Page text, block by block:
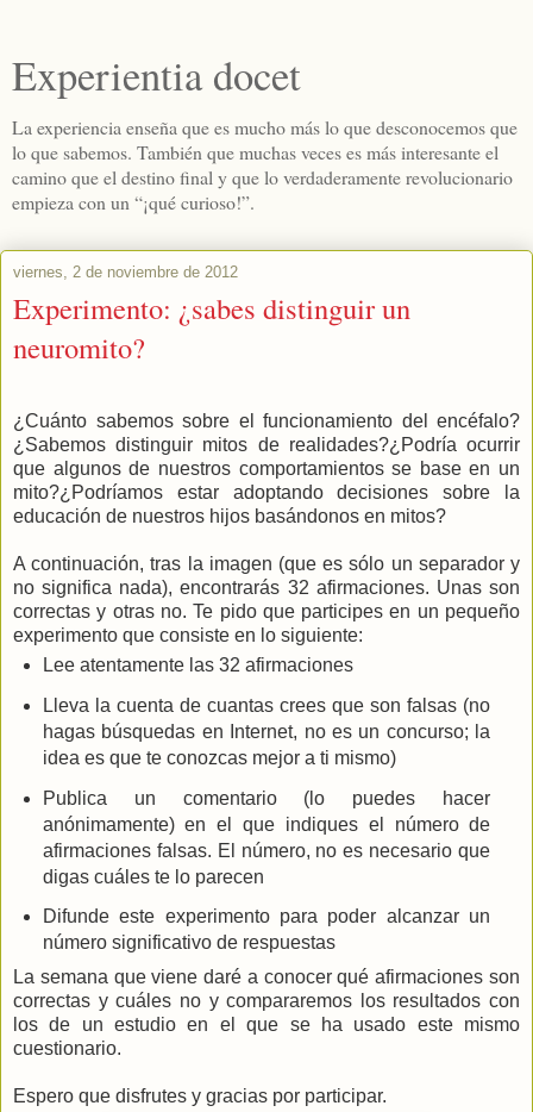
Experientia docet
La experiencia enseña que es mucho más lo que desconocemos que
lo que sabemos. También que muchas veces es más interesante el
camino que el destino final y que lo verdaderamente revolucionario
empieza con un “¡qué curioso!”.
viernes, 2 de noviembre de 2012
Experimento: ¿sabes distinguir un
neuromito?
¿Cuánto sabemos sobre el funcionamiento del encéfalo?
¿Sabemos distinguir mitos de realidades?¿Podría ocurrir
que algunos de nuestros comportamientos se base en un
mito?¿Podríamos estar adoptando decisiones sobre la
educación de nuestros hijos basándonos en mitos?
A continuación, tras la imagen (que es sólo un separador y
no significa nada), encontrarás 32 afirmaciones. Unas son
correctas y otras no. Te pido que participes en un pequeño
experimento que consiste en lo siguiente:
Lee atentamente las 32 afirmaciones
Lleva la cuenta de cuantas crees que son falsas (no
hagas búsquedas en Internet, no es un concurso; la
idea es que te conozcas mejor a ti mismo)
Publica un comentario (lo puedes hacer
anónimamente) en el que indiques el número de
afirmaciones falsas. El número, no es necesario que
digas cuáles te lo parecen
Difunde este experimento para poder alcanzar un
número significativo de respuestas
La semana que viene daré a conocer qué afirmaciones son
correctas y cuáles no y compararemos los resultados con
los de un estudio en el que se ha usado este mismo
cuestionario.
Espero que disfrutes y gracias por participar.